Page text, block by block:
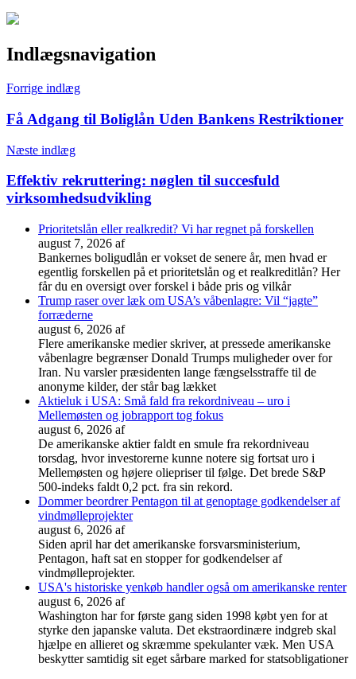
Indlægsnavigation
Forrige indlæg
Få Adgang til Boliglån Uden Bankens Restriktioner
Næste indlæg
Effektiv rekruttering: nøglen til succesfuld
virksomhedsudvikling
Prioritetslån eller realkredit? Vi har regnet på forskellen
august 7, 2026 af
Bankernes boligudlån er vokset de senere år, men hvad er
egentlig forskellen på et prioritetslån og et realkreditlån? Her
får du en oversigt over forskel i både pris og vilkår
Trump raser over læk om USA’s våbenlagre: Vil “jagte”
forræderne
august 6, 2026 af
Flere amerikanske medier skriver, at pressede amerikanske
våbenlagre begrænser Donald Trumps muligheder over for
Iran. Nu varsler præsidenten lange fængselsstraffe til de
anonyme kilder, der står bag lækket
Aktieluk i USA: Små fald fra rekordniveau – uro i
Mellemøsten og jobrapport tog fokus
august 6, 2026 af
De amerikanske aktier faldt en smule fra rekordniveau
torsdag, hvor investorerne kunne notere sig fortsat uro i
Mellemøsten og højere oliepriser til følge. Det brede S&P
500-indeks faldt 0,2 pct. fra sin rekord.
Dommer beordrer Pentagon til at genoptage godkendelser af
vindmølleprojekter
august 6, 2026 af
Siden april har det amerikanske forsvarsministerium,
Pentagon, haft sat en stopper for godkendelser af
vindmølleprojekter.
USA's historiske yenkøb handler også om amerikanske renter
august 6, 2026 af
Washington har for første gang siden 1998 købt yen for at
styrke den japanske valuta. Det ekstraordinære indgreb skal
hjælpe en allieret og skræmme spekulanter væk. Men USA
beskytter samtidig sit eget sårbare marked for statsobligationer